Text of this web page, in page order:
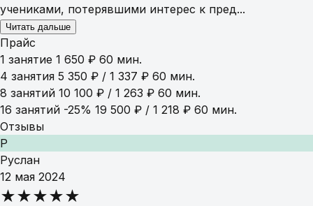
учениками, потерявшими интерес к пред...
Читать дальше
Прайс
1 занятие 1 650 ₽ 60 мин.
4 занятия 5 350 ₽ / 1 337 ₽ 60 мин.
8 занятий 10 100 ₽ / 1 263 ₽ 60 мин.
16 занятий -25% 19 500 ₽ / 1 218 ₽ 60 мин.
Отзывы
Р
Руслан
12 мая 2024
★★★★★